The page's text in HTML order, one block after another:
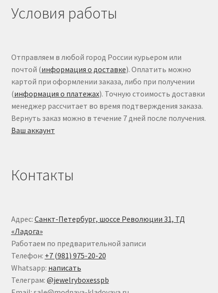
Условия работы
Отправляем в любой город России курьером или
почтой (информация о доставке). Оплатить можно
картой при оформлении заказа, либо при получении
(информация о платежах). Точную стоимость доставки
менеджер рассчитает во время подтверждения заказа.
Вернуть заказ можно в течение 7 дней после получения.
Ваш аккаунт
Контакты
Адрес: Санкт-Петербург, шоссе Революции 31, ТД
«Ладога»
Работаем по предварительной записи
Телефон: +7 (981) 975-20-20
Whatsapp: написать
Телеграм: @jewelryboxesspb